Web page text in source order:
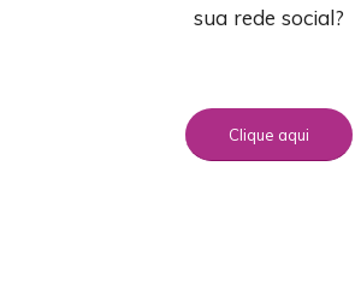
sua rede social?
Clique aqui